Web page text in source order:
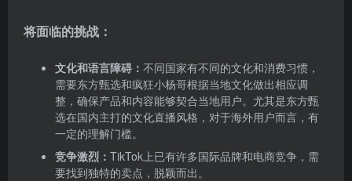
将面临的挑战：
文化和语言障碍： 不同国家有不同的文化和消费习惯，
需要东方甄选和疯狂小杨哥根据当地文化做出相应调
整，确保产品和内容能够契合当地用户。尤其是东方甄
选在国内主打的文化直播风格，对于海外用户而言，有
一定的理解门槛。
竞争激烈： TikTok上已有许多国际品牌和电商竞争，需
要找到独特的卖点，脱颖而出。